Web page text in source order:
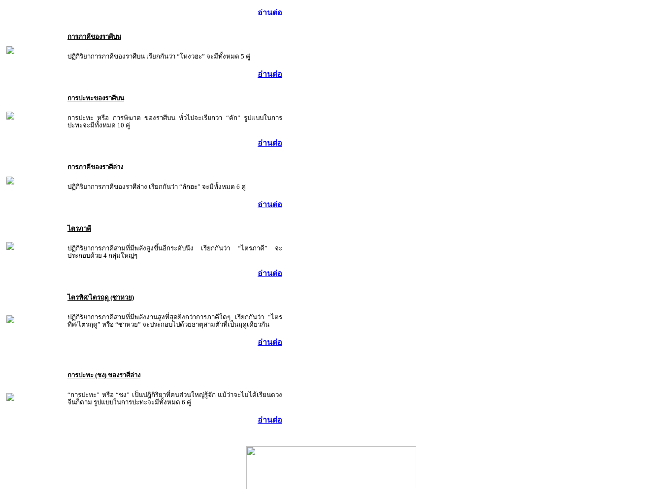
อ่านต่อ
การภาคีของราศีบน
ปฏิกิริยาการภาคีของราศีบน เรียกกันว่า “โหงวฮะ” จะมีทั้งหมด 5 คู่
อ่านต่อ
การปะทะของราศีบน
การปะทะ หรือ การพิฆาต ของราศีบน ทั่วไปจะเรียกว่า “คัก” รูปแบบในการ
ปะทะจะมีทั้งหมด 10 คู่
อ่านต่อ
การภาคีของราศีล่าง
ปฏิกิริยาการภาคีของราศีล่าง เรียกกันว่า “ลักฮะ” จะมีทั้งหมด 6 คู่
อ่านต่อ
ไตรภาคี
ปฏิกิริยาการภาคีสามที่มีพลังสูงขึ้นอีกระดับนึง เรียกกันว่า “ไตรภาคี” จะ
ประกอบด้วย 4 กลุ่มใหญ่ๆ
อ่านต่อ
ไตรทิศ/ไตรฤดู (ซาหวย)
ปฏิกิริยาการภาคีสามที่มีพลังงานสูงที่สุดยิ่งกว่าการภาคีใดๆ เรียกกันว่า “ไตร
ทิศ/ไตรฤดู” หรือ “ซาหวย” จะประกอบไปด้วยธาตุสามตัวที่เป็นฤดูเดียวกัน
อ่านต่อ
การปะทะ (ชง) ของราศีล่าง
“การปะทะ” หรือ “ชง” เป็นปฎิกิริยาที่คนส่วนใหญ่รู้จัก แม้ว่าจะไม่ได้เรียนดวง
จีนก็ตาม รูปแบบในการปะทะจะมีทั้งหมด 6 คู่
อ่านต่อ